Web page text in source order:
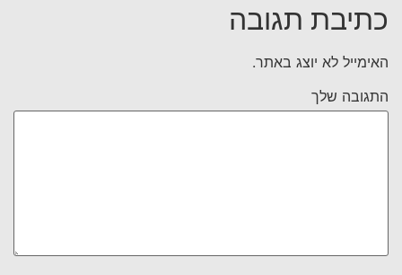
כתיבת תגובה
האימייל לא יוצג באתר.
התגובה שלך